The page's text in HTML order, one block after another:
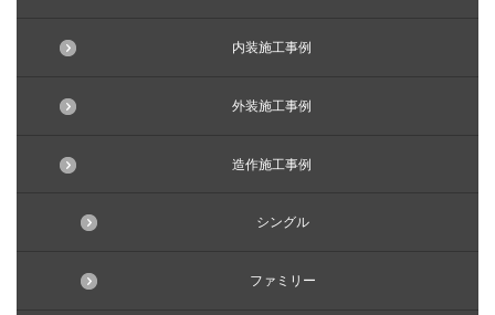
内装施工事例
外装施工事例
造作施工事例
シングル
ファミリー